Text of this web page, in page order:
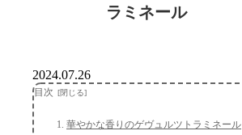
ラミネール
2024.07.26
目次
華やかな香りのゲヴュルツトラミネール